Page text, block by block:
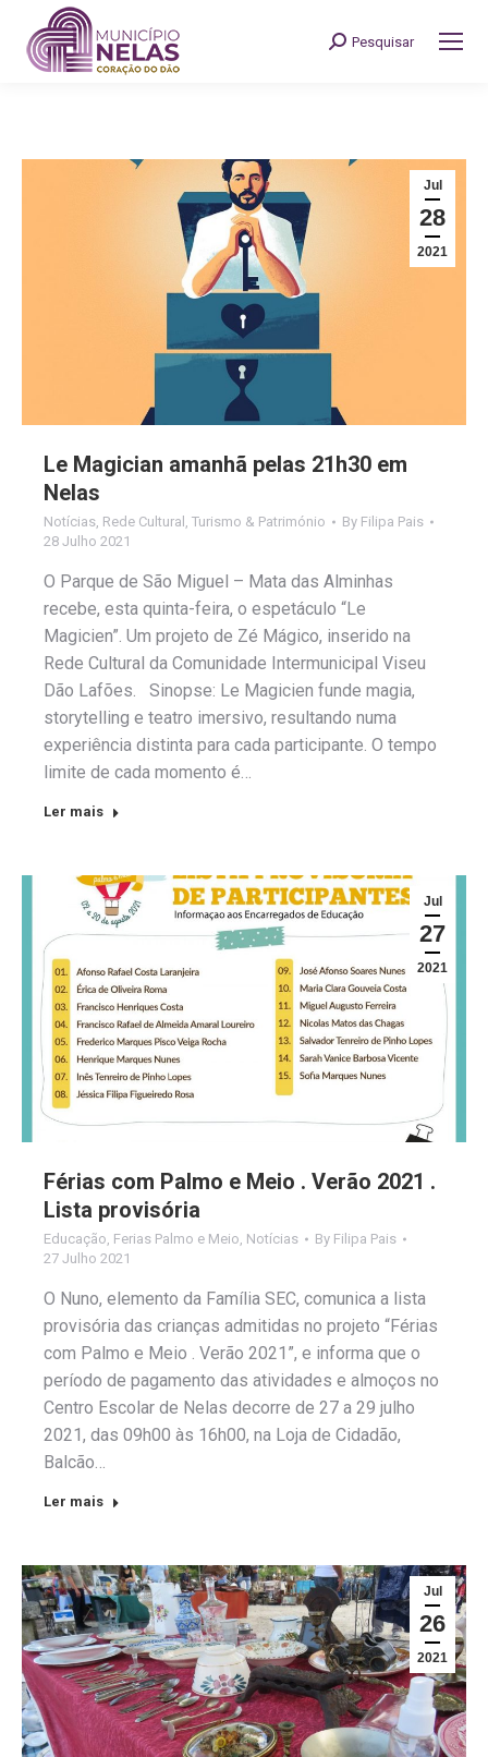
Search:
Pesquisar
Jul
28
2021
Le Magician amanhã pelas 21h30 em
Nelas
Notícias, Rede Cultural , Turismo & Património By Filipa Pais
28 Julho 2021
O Parque de São Miguel – Mata das Alminhas
recebe, esta quinta-feira, o espetáculo “Le
Magicien”. Um projeto de Zé Mágico, inserido na
Rede Cultural da Comunidade Intermunicipal Viseu
Dão Lafões. Sinopse: Le Magicien funde magia,
storytelling e teatro imersivo, resultando numa
experiência distinta para cada participante. O tempo
limite de cada momento é…
Ler mais
Jul
27
2021
Férias com Palmo e Meio . Verão 2021 .
Lista provisória
Educação Ferias Palmo e Meio Notícias By Filipa Pais
27 Julho 2021
O Nuno, elemento da Família SEC, comunica a lista
provisória das crianças admitidas no projeto “Férias
com Palmo e Meio . Verão 2021”, e informa que o
período de pagamento das atividades e almoços no
Centro Escolar de Nelas decorre de 27 a 29 julho
2021, das 09h00 às 16h00, na Loja de Cidadão,
Balcão…
Ler mais
Jul
26
2021